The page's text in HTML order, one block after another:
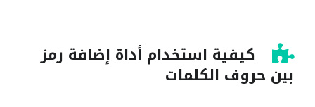
كيفية استخدام أداة إضافة رمز
بين حروف الكلمات